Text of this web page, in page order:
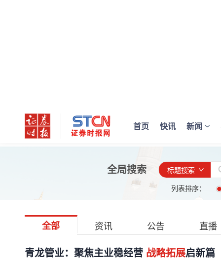
首页 快讯 新闻
全局搜索
标题搜索
列表排序：
全部 资讯 公告 直播
青龙管业：聚焦主业稳经营 战略拓展启新篇